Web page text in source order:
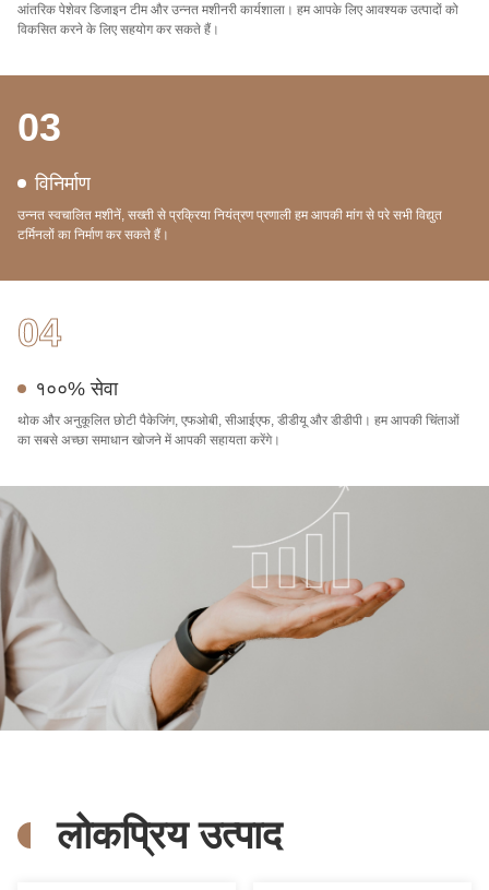
आंतरिक पेशेवर डिजाइन टीम और उन्नत मशीनरी कार्यशाला। हम आपके लिए आवश्यक उत्पादों को
विकसित करने के लिए सहयोग कर सकते हैं।
03
विनिर्माण
उन्नत स्वचालित मशीनें, सख्ती से प्रक्रिया नियंत्रण प्रणाली हम आपकी मांग से परे सभी विद्युत
टर्मिनलों का निर्माण कर सकते हैं।
04
१००% सेवा
थोक और अनुकूलित छोटी पैकेजिंग, एफओबी, सीआईएफ, डीडीयू और डीडीपी। हम आपकी चिंताओं
का सबसे अच्छा समाधान खोजने में आपकी सहायता करेंगे।
लोकप्रिय उत्पाद